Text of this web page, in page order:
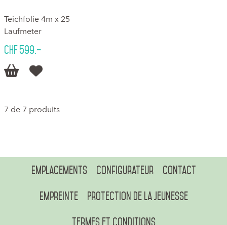
Teichfolie 4m x 25
Laufmeter
CHF 599.–
 
7 de 7 produits
Emplacements Configurateur Contact
Empreinte Protection de la jeunesse
Termes et conditions